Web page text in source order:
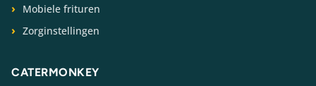
Mobiele frituren
Zorginstellingen
CATERMONKEY